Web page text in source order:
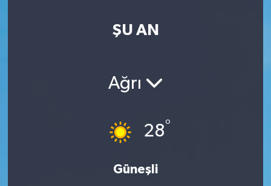
ŞU AN
Ağrı
28°
Güneşli